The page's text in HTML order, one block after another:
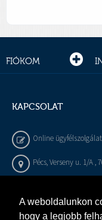
A weboldalunkon
hogy a legjobb
FIÓKOM
KAPCSOLAT
Online ügyfélszolgálat
Pécs, Verseny u. 1/A ,
info@gepeszbolt.hu